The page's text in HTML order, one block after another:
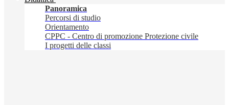
Panoramica
Percorsi di studio
Orientamento
CPPC - Centro di promozione Protezione civile
I progetti delle classi